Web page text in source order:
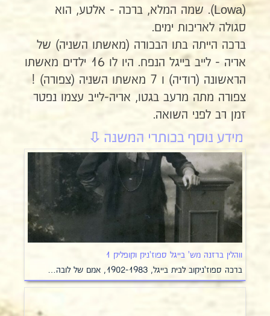
(Lowa). שמה המלא, ברכה - אלטע, הוא
סגולה לאריכות ימים.
ברכה הייתה בתו הבכורה (מאשתו השניה) של
אריה - לייב בייגל הנפח. היו לו 16 ילדים מאשתו
הראשונה (רודיה) ו 7 מאשתו השניה (צפורה) !
צפורה מתה מרעב בגטו, אריה-לייב עצמו נפטר
זמן רב לפני השואה.
ווהלין ברזנה מש' בייגל ספוז'ניק וקופליק 1
ברכה ספוז'ניקוב לבית בייגל, 1902-1983, אמם של לובה…